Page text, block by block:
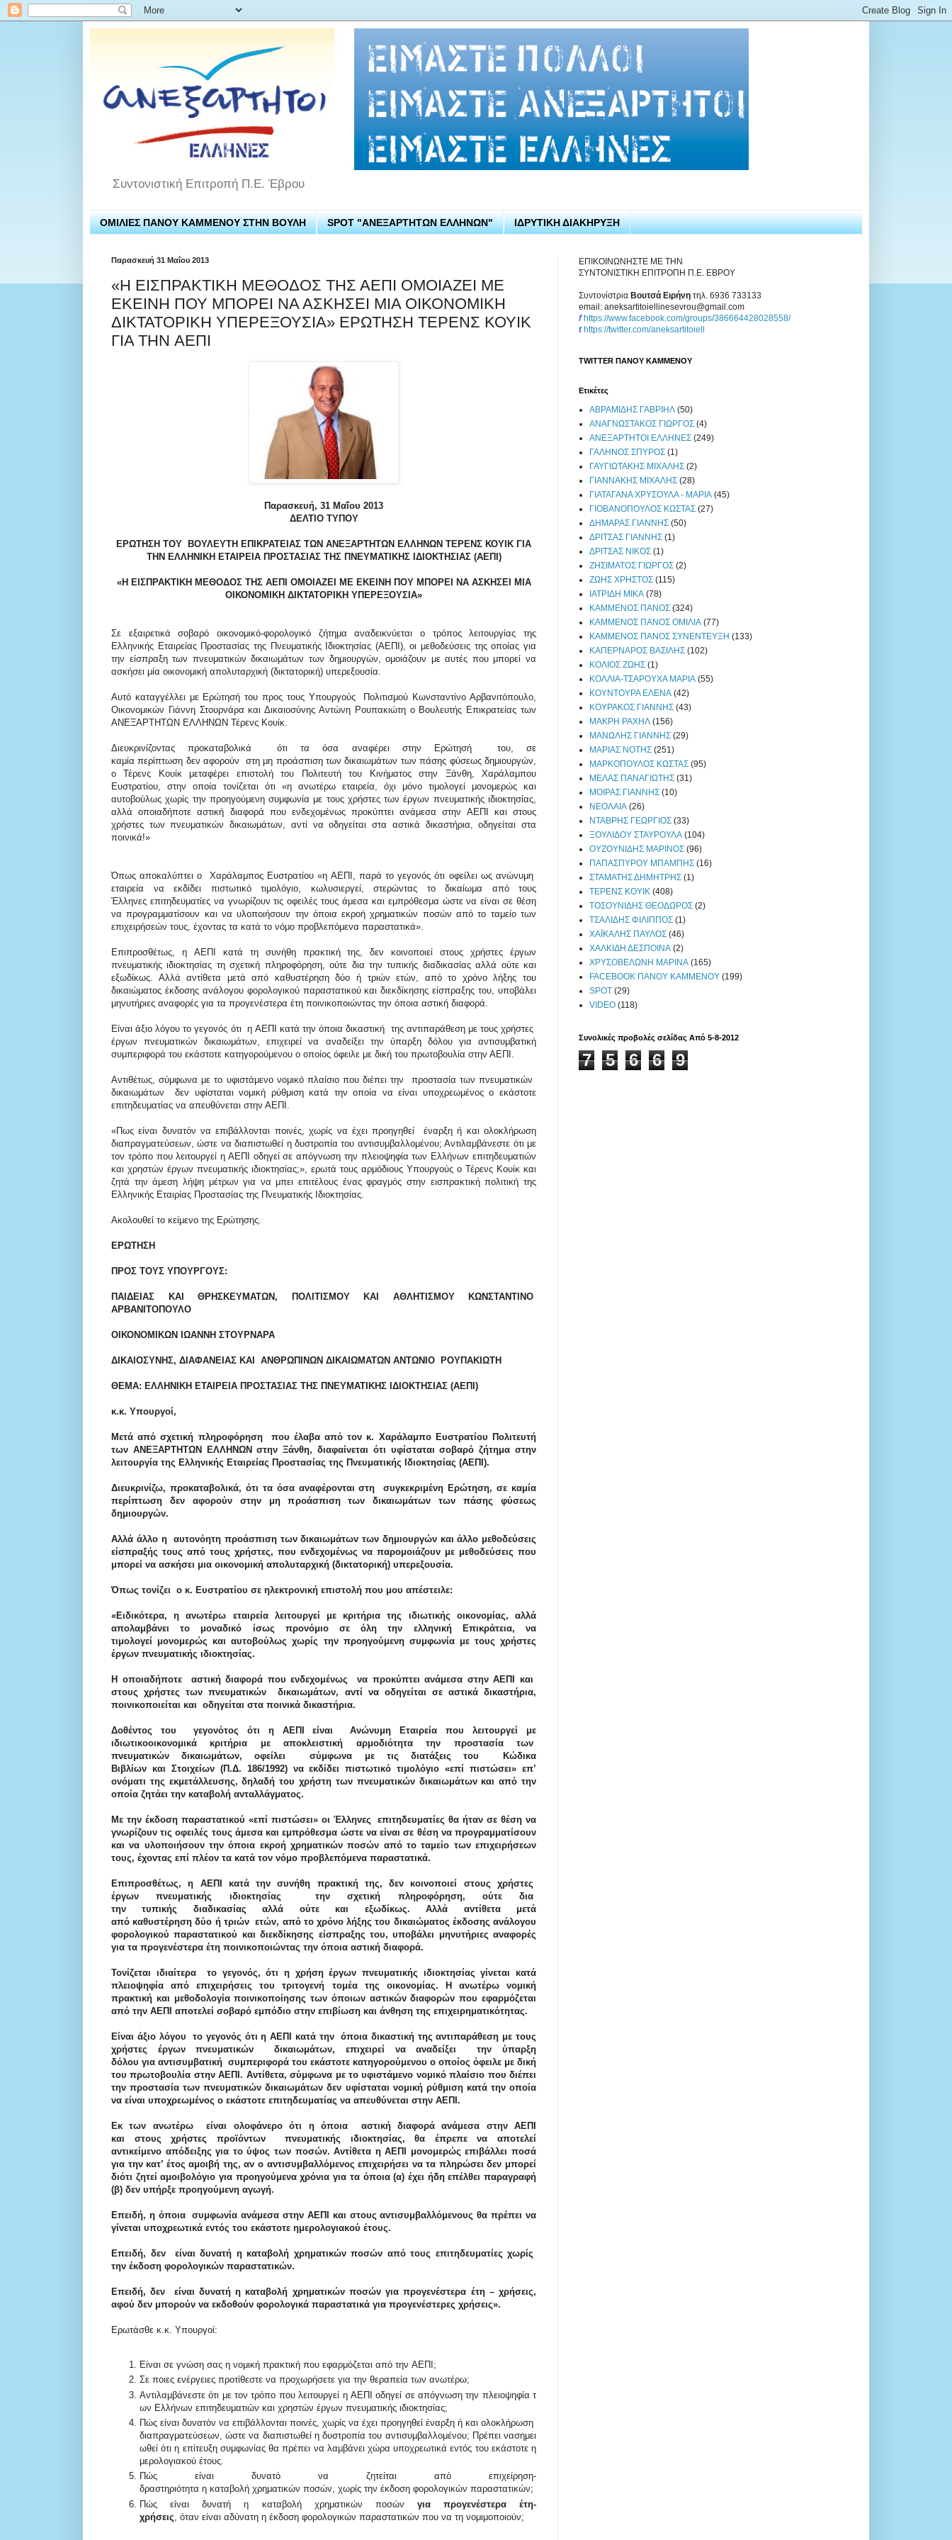
Συντονιστική Επιτροπή Π.Ε. Έβρου
ΟΜΙΛΙΕΣ ΠΑΝΟΥ ΚΑΜΜΕΝΟΥ ΣΤΗΝ ΒΟΥΛΗ SPOT "ΑΝΕΞΑΡΤΗΤΩΝ ΕΛΛΗΝΩΝ" ΙΔΡΥΤΙΚΗ ΔΙΑΚΗΡΥΞΗ
Παρασκευή 31 Μαΐου 2013
«Η ΕΙΣΠΡΑΚΤΙΚΗ ΜΕΘΟΔΟΣ ΤΗΣ ΑΕΠΙ ΟΜΟΙΑΖΕΙ ΜΕ
ΕΚΕΙΝΗ ΠΟΥ ΜΠΟΡΕΙ ΝΑ ΑΣΚΗΣΕΙ ΜΙΑ ΟΙΚΟΝΟΜΙΚΗ
ΔΙΚΤΑΤΟΡΙΚΗ ΥΠΕΡΕΞΟΥΣΙΑ» ΕΡΩΤΗΣΗ ΤΕΡΕΝΣ ΚΟΥΙΚ
ΓΙΑ THN ΑΕΠΙ
Παρασκευή, 31 Μαΐου 2013
ΔΕΛΤΙΟ ΤΥΠΟΥ
ΕΡΩΤΗΣΗ ΤΟΥ ΒΟΥΛΕΥΤΗ ΕΠΙΚΡΑΤΕΙΑΣ ΤΩΝ ΑΝΕΞΑΡΤΗΤΩΝ ΕΛΛΗΝΩΝ ΤΕΡΕΝΣ ΚΟΥΙΚ ΓΙΑ
ΤΗΝ ΕΛΛΗΝΙΚΗ ΕΤΑΙΡΕΙΑ ΠΡΟΣΤΑΣΙΑΣ ΤΗΣ ΠΝΕΥΜΑΤΙΚΗΣ ΙΔΙΟΚΤΗΣΙΑΣ (ΑΕΠΙ)
«Η ΕΙ ΣΠΡΑΚΤΙΚΗ ΜΕΘΟΔΟΣ ΤΗΣ ΑΕΠΙ ΟΜΟΙΑΖΕΙ ΜΕ ΕΚΕΙΝΗ ΠΟΥ ΜΠΟΡΕΙ ΝΑ ΑΣΚΗΣΕΙ ΜΙΑ
ΟΙΚΟΝΟΜΙΚΗ ΔΙΚΤΑΤΟΡΙΚΗ ΥΠΕΡΕΞΟΥΣΙΑ»
Σε εξαιρετικά σοβαρό οικονομικό-φορολογικό ζήτημα αναδεικνύεται ο τρόπος λειτουργίας της
Ελληνικής Εταιρείας Προστασίας της Πνευματικής Ιδιοκτησίας (ΑΕΠΙ), οι μεθοδεύσεις της οποίας για
την είσπραξη των πνευματικών δικαιωμάτων των δημιουργών, ομοιάζουν με αυτές που μπορεί να
ασκήσει μία οικονομική απολυταρχική (δικτατορική) υπερεξουσία.
Αυτό καταγγέλλει με Ερώτησή του προς τους Υπουργούς Πολιτισμού Κωνσταντίνο Αρβανιτόπουλο,
Οικονομικών Γιάννη Στουρνάρα και Δικαιοσύνης Αντώνη Ρουπακιώτη ο Βουλευτής Επικρατείας των
ΑΝΕΞΑΡΤΗΤΩΝ ΕΛΛΗΝΩΝ Τέρενς Κουίκ.
Διευκρινίζοντας προκαταβολικά ότι τα όσα αναφέρει στην Ερώτησή του, σε
καμία περίπτωση δεν αφορούν στη μη προάσπιση των δικαιωμάτων των πάσης φύσεως δημιουργών,
ο Τέρενς Κουίκ μεταφέρει επιστολή του Πολιτευτή του Κινήματος στην Ξάνθη, Χαράλαμπου
Ευστρατίου, στην οποία τονίζεται ότι «η ανωτέρω εταιρεία, όχι μόνο τιμολογεί μονομερώς και
αυτοβούλως χωρίς την προηγούμενη συμφωνία με τους χρήστες των έργων πνευματικής ιδιοκτησίας,
αλλά οποιαδήποτε αστική διαφορά που ενδεχομένως προκύπτει ανάμεσα στην ΑΕΠΙ και στους
χρήστες των πνευματικών δικαιωμάτων, αντί να οδηγείται στα αστικά δικαστήρια, οδηγείται στα
ποινικά!»
Όπως αποκαλύπτει ο Χαράλαμπος Ευστρατίου «η ΑΕΠΙ, παρά το γεγονός ότι οφείλει ως ανώνυμη
εταιρεία να εκδίδει πιστωτικό τιμολόγιο, κωλυσιεργεί, στερώντας το δικαίωμα από τους
Έλληνες επιτηδευματίες να γνωρίζουν τις οφειλές τους άμεσα και εμπρόθεσμα ώστε να είναι σε θέση
να προγραμματίσουν και να υλοποιήσουν την όποια εκροή χρηματικών ποσών από το ταμείο των
επιχειρήσεών τους, έχοντας τα κατά το νόμο προβλεπόμενα παραστατικά».
Επιπροσθέτως, η ΑΕΠΙ κατά τη συνήθη πρακτική της, δεν κοινοποιεί στους χρήστες έργων
πνευματικής ιδιοκτησίας τη σχετική πληροφόρηση, ούτε δια την τυπικής διαδικασίας αλλά ούτε και
εξωδίκως. Αλλά αντίθετα μετά από καθυστέρηση δύο ή τριών ετών, από το χρόνο λήξης του
δικαιώματος έκδοσης ανάλογου φορολογικού παραστατικού και διεκδίκησης είσπραξης του, υποβάλει
μηνυτήριες αναφορές για τα προγενέστερα έτη ποινικοποιώντας την όποια αστική διαφορά.
Είναι άξιο λόγου το γεγονός ότι η ΑΕΠΙ κατά την όποια δικαστική της αντιπαράθεση με τους χρήστες
έργων πνευματικών δικαιωμάτων, επιχειρεί να αναδείξει την ύπαρξη δόλου για αντισυμβατική
συμπεριφορά του εκάστοτε κατηγορούμενου ο οποίος όφειλε με δική του πρωτοβουλία στην ΑΕΠΙ.
Αντιθέτως, σύμφωνα με το υφιστάμενο νομικό πλαίσιο που διέπει την προστασία των πνευματικών
δικαιωμάτων δεν υφίσταται νομική ρύθμιση κατά την οποία να είναι υποχρεωμένος ο εκάστοτε
επιτηδευματίας να απευθύνεται στην ΑΕΠΙ.
«Πως είναι δυνατόν να επιβάλλονται ποινές, χωρίς να έχει προηγηθεί έναρξη ή και ολοκλήρωση
διαπραγματεύσεων, ώστε να διαπιστωθεί η δυστροπία του αντισυμβαλλομένου; Αντιλαμβάνεστε ότι με
τον τρόπο που λειτουργεί η ΑΕΠΙ οδηγεί σε απόγνωση την πλειοψηφία των Ελλήνων επιτηδευματιών
και χρηστών έργων πνευματικής ιδιοκτησίας;», ερωτά τους αρμόδιους Υπουργούς ο Τέρενς Κουίκ και
ζητά την άμεση λήψη μέτρων για να μπει επιτέλους ένας φραγμός στην εισπρακτική πολιτική της
Ελληνικής Εταιρίας Προστασίας της Πνευματικής Ιδιοκτησίας.
Ακολουθεί το κείμενο της Ερώτησης.
ΕΡΩΤΗΣΗ
ΠΡΟΣ ΤΟΥΣ ΥΠΟΥΡΓΟΥΣ:
ΠΑΙΔΕΙΑΣ ΚΑΙ ΘΡΗΣΚΕΥΜΑΤΩΝ, ΠΟΛΙΤΙΣΜΟΥ ΚΑΙ ΑΘΛΗΤΙΣΜΟΥ ΚΩΝΣΤΑΝΤΙΝΟ
ΑΡΒΑΝΙΤΟΠΟΥΛΟ
ΟΙΚΟΝΟΜΙΚΩΝ ΙΩΑΝΝΗ ΣΤΟΥΡΝΑΡΑ
ΔΙΚΑΙΟΣΥΝΗΣ, ΔΙΑΦΑΝΕΙΑΣ ΚΑΙ ΑΝΘΡΩΠΙΝΩΝ ΔΙΚΑΙΩΜΑΤΩΝ ΑΝΤΩΝΙΟ ΡΟΥΠΑΚΙΩΤΗ
ΘΕΜΑ: ΕΛΛΗΝΙΚΗ ΕΤΑΙΡΕΙΑ ΠΡΟΣΤΑΣΙΑΣ ΤΗΣ ΠΝΕΥΜΑΤΙΚΗΣ ΙΔΙΟΚΤΗΣΙΑΣ (ΑΕΠΙ)
κ.κ. Υπουργοί,
Μετά από σχετική πληροφόρηση που έλαβα από τον κ. Χαράλαμπο Ευστρατίου Πολιτευτή
των ΑΝΕΞΑΡΤΗΤΩΝ ΕΛΛΗΝΩΝ στην Ξάνθη, διαφαίνεται ότι υφίσταται σοβαρό ζήτημα στην
λειτουργία της Ελληνικής Εταιρείας Προστασίας της Πνευματικής Ιδιοκτησίας (ΑΕΠΙ).
Διευκρινίζω, προκαταβολικά, ότι τα όσα αναφέρονται στη συγκεκριμένη Ερώτηση, σε καμία
περίπτωση δεν αφορούν στην μη προάσπιση των δικαιωμάτων των πάσης φύσεως
δημιουργών.
Αλλά άλλο η αυτονόητη προάσπιση των δικαιωμάτων των δημιουργών και άλλο μεθοδεύσεις
είσπραξής τους από τους χρήστες, που ενδεχομένως να παρομοιάζουν με μεθοδεύσεις που
μπορεί να ασκήσει μια οικονομική απολυταρχική (δικτατορική) υπερεξουσία.
Όπως τονίζει ο κ. Ευστρατίου σε ηλεκτρονική επιστολή που μου απέστειλε:
«Ειδικότερα, η ανωτέρω εταιρεία λειτουργεί με κριτήρια της ιδιωτικής οικονομίας, αλλά
απολαμβάνει το μοναδικό ίσως προνόμιο σε όλη την ελληνική Επικράτεια, να
τιμολογεί μονομερώς καιαυτοβούλως χωρίς την προηγούμενη συμφωνία με τους χρήστες
έργων πνευματικής ιδιοκτησίας.
Η οποιαδήποτε αστική διαφορά που ενδεχομένως να προκύπτει ανάμεσα στην ΑΕΠΙ και
στους χρήστες των πνευματικών δικαιωμάτων, αντί να οδηγείται σε αστικά δικαστήρια,
ποινικοποιείται και οδηγείται στα ποινικά δικαστήρια.
Δοθέντος του γεγονότος ότι η ΑΕΠΙ είναι Ανώνυμη Εταιρεία που λειτουργεί με
ιδιωτικοοικονομικά κριτήρια με αποκλειστική αρμοδιότητα την προστασία των
πνευματικών δικαιωμάτων, οφείλει σύμφωνα με τις διατάξεις του Κώδικα
Βιβλίων και Στοιχείων (Π.Δ. 186/1992) να εκδίδει πιστωτικό τιμολόγιο «επί πιστώσει» επ’
ονόματι της εκμετάλλευσης, δηλαδή του χρήστη των πνευματικών δικαιωμάτων και από την
οποία ζητάει την καταβολή ανταλλάγματος.
Με την έκδοση παραστατικού «επί πιστώσει» οι Έλληνες επιτηδευματίες θα ήταν σε θέση να
γνωρίζουν τις οφειλές τους άμεσα και εμπρόθεσμα ώστε να είναι σε θέση να προγραμματίσουν
και να υλοποιήσουν την όποια εκροή χρηματικών ποσών από το ταμείο των επιχειρήσεων
τους, έχοντας επί πλέον τα κατά τον νόμο προβλεπόμενα παραστατικά.
Επιπροσθέτως, η ΑΕΠΙ κατά την συνήθη πρακτική της, δεν κοινοποιεί στους χρήστες
έργων πνευματικής ιδιοκτησίας την σχετική πληροφόρηση, ούτε δια
την τυπικής διαδικασίας αλλά ούτε και εξωδίκως. Αλλά αντίθετα μετά
από καθυστέρηση δύο ή τριών ετών, από το χρόνο λήξης του δικαιώματος έκδοσης ανάλογου
φορολογικού παραστατικού και διεκδίκησης είσπραξης του, υποβάλει μηνυτήριες αναφορές
για τα προγενέστερα έτη ποινικοποιώντας την όποια αστική διαφορά.
Τονίζεται ιδιαίτερα το γεγονός, ότι η χρήση έργων πνευματικής ιδιοκτησίας γίνεται κατά
πλειοψηφία από επιχειρήσεις του τριτογενή τομέα της οικονομίας. Η ανωτέρω νομική
πρακτική και μεθοδολογία ποινικοποίησης των όποιων αστικών διαφορών που εφαρμόζεται
από την ΑΕΠΙ αποτελεί σοβαρό εμπόδιο στην επιβίωση και άνθηση της επιχειρηματικότητας.
Είναι άξιο λόγου το γεγονός ότι η ΑΕΠΙ κατά την όποια δικαστική τηςαντιπαράθεση με τους
χρήστες έργων πνευματικών δικαιωμάτων, επιχειρεί να αναδείξει την ύπαρξη
δόλου για αντισυμβατική συμπεριφορά του εκάστοτε κατηγορούμενου ο οποίος όφειλε με δική
του πρωτοβουλία στην ΑΕΠΙ. Αντίθετα, σύμφωνα με το υφιστάμενο νομικό πλαίσιο που διέπει
την προστασία των πνευματικών δικαιωμάτων δεν υφίσταται νομική ρύθμιση κατά την οποία
να είναι υποχρεωμένος ο εκάστοτε επιτηδευματίας να απευθύνεται στην ΑΕΠΙ.
Εκ των ανωτέρω είναι ολοφάνερο ότι η όποια αστική διαφορά ανάμεσα στην ΑΕΠΙ
και στους χρήστες προϊόντων πνευματικής ιδιοκτησίας, θα έπρεπε να αποτελεί
αντικείμενο απόδειξης για το ύψος των ποσών. Αντίθετα η ΑΕΠΙ μονομερώς επιβάλλει ποσά
για την κατ’ έτος αμοιβή της, αν ο αντισυμβαλλόμενος επιχειρήσει να τα πληρώσει δεν μπορεί
διότι ζητεί αμοιβολόγιο για προηγούμενα χρόνια για τα όποια (α) έχει ήδη επέλθει παραγραφή
(β) δεν υπήρξε προηγούμενη αγωγή.
Επειδή, η όποια συμφωνία ανάμεσα στην ΑΕΠΙ και στους αντισυμβαλλόμενους θα πρέπει να
γίνεται υποχρεωτικά εντός του εκάστοτε ημερολογιακού έτους.
Επειδή, δεν είναι δυνατή η καταβολή χρηματικών ποσών από τους επιτηδευματίες χωρίς
την έκδοση φορολογικών παραστατικών.
Επειδή, δεν είναι δυνατή η καταβολή χρηματικών ποσών για προγενέστερα έτη – χρήσεις,
αφού δεν μπορούν να εκδοθούν φορολογικά παραστατικά για προγενέστερες χρήσεις».
Ερωτάσθε κ.κ. Υπουργοί:
Είναι σε γνώση σας η νομική πρακτική που εφαρμόζεται από την ΑΕΠ Ι;
Σε ποιες ενέργειες προτίθεστε να προχωρήσετε για την θεραπεία των ανωτέρω;
Αντιλαμβάνεστε ότι μετον τρόπο που λειτουργεί η ΑΕΠΙοδηγεί σε απόγνωσητην πλειοψηφίατ
ων Ελλήνων επιτηδευματιών και χρηστών έργων πνευματικής ιδιοκτησίας;
Πώς είναι δυνατόν να επιβάλλονται ποινές, χωρίς να έχει προηγηθεί έναρξη ή και ολοκλήρωση
διαπραγματεύσεων,ώστενα διαπιστωθεί η δυστροπίατου αντισυμβαλλομένου; Πρέπει νασημει
ωθεί ότι η επίτευξη συμφωνίας θαπρέπει να λαμβάνει χώραυποχρεωτικάεντός του εκάστοτεη
μερολογιακού έτους
Πώς είναι δυνατό να ζητείται από επιχείρηση-
δραστηριότητα η καταβολή χρηματικών ποσών, χωρίς την έκδοση φορολογικών παραστατικών;
Πώςείναι δυνατήη καταβολή χρηματικών ποσών για προγενέστεραέτη-
χρήσεις όταν είναι αδύνατη η έκδοση φορολογικών παραστατικών που να τη νομιμοποιούν;
ΕΠΙΚΟΙΝΩΝΗΣΤΕ ΜΕ ΤΗΝ
ΣΥΝΤΟΝΙΣΤΙΚΗ ΕΠΙΤΡΟΠΗ Π.Ε. ΕΒΡΟΥ
Συντονίστρια Βουτσά Ειρήνη τηλ. 6936 733133
email: aneksartitoiellinesevrou@gmail.com
f https://www.facebook.com/groups/386664428028558/
t https://twitter.com/aneksartitoiell
TWITTER ΠΑΝΟΥ ΚΑΜΜΕΝΟΥ
Ετικέτες
ΑΒΡΑΜΙΔΗΣ ΓΑΒΡΙΗΛ (50)
ΑΝΑΓΝΩΣΤΑΚΟΣ ΓΙΩΡΓΟΣ (4)
ΑΝΕΞΑΡΤΗΤΟΙ ΕΛΛΗΝΕΣ (249)
ΓΑΛΗΝΟΣ ΣΠΥΡΟΣ (1)
ΓΑΥΓΙΩΤΑΚΗΣ ΜΙΧΑΛΗΣ (2)
ΓΙΑΝΝΑΚΗΣ ΜΙΧΑΛΗΣ (28)
ΓΙΑΤΑΓΑΝΑ ΧΡΥΣΟΥΛΑ - ΜΑΡΙΑ (45)
ΓΙΟΒΑΝΟΠΟΥΛΟΣ ΚΩΣΤΑΣ (27)
ΔΗΜΑΡΑΣ ΓΙΑΝΝΗΣ (50)
ΔΡΙΤΣΑΣ ΓΙΑΝΝΗΣ (1)
ΔΡΙΤΣΑΣ ΝΙΚΟΣ (1)
ΖΗΣΙΜΑΤΟΣ ΓΙΩΡΓΟΣ (2)
ΖΩΗΣ ΧΡΗΣΤΟΣ (115)
ΙΑΤΡΙΔΗ ΜΙΚΑ (78)
ΚΑΜΜΕΝΟΣ ΠΑΝΟΣ (324)
ΚΑΜΜΕΝΟΣ ΠΑΝΟΣ ΟΜΙΛΙΑ (77)
ΚΑΜΜΕΝΟΣ ΠΑΝΟΣ ΣΥΝΕΝΤΕΥΞΗ (133)
ΚΑΠΕΡΝΑΡΟΣ ΒΑΣΙΛΗΣ (102)
ΚΟΛΙΟΣ ΖΩΗΣ (1)
ΚΟΛΛΙΑ-ΤΣΑΡΟΥΧΑ ΜΑΡΙΑ (55)
ΚΟΥΝΤΟΥΡΑ ΕΛΕΝΑ (42)
ΚΟΥΡΑΚΟΣ ΓΙΑΝΝΗΣ (43)
ΜΑΚΡΗ ΡΑΧΗΛ (156)
ΜΑΝΩΛΗΣ ΓΙΑΝΝΗΣ (29)
ΜΑΡΙΑΣ ΝΟΤΗΣ (251)
ΜΑΡΚΟΠΟΥΛΟΣ ΚΩΣΤΑΣ (95)
ΜΕΛΑΣ ΠΑΝΑΓΙΩΤΗΣ (31)
ΜΟΙΡΑΣ ΓΙΑΝΝΗΣ (10)
ΝΕΟΛΑΙΑ (26)
ΝΤΑΒΡΗΣ ΓΕΩΡΓΙΟΣ (33)
ΞΟΥΛΙΔΟΥ ΣΤΑΥΡΟΥΛΑ (104)
ΟΥΖΟΥΝΙΔΗΣ ΜΑΡΙΝΟΣ (96)
ΠΑΠΑΣΠΥΡΟΥ ΜΠΑΜΠΗΣ (16)
ΣΤΑΜΑΤΗΣ ΔΗΜΗΤΡΗΣ (1)
ΤΕΡΕΝΣ ΚΟΥΙΚ (408)
ΤΟΣΟΥΝΙΔΗΣ ΘΕΟΔΩΡΟΣ (2)
ΤΣΑΛΙΔΗΣ ΦΙΛΙΠΠΟΣ (1)
ΧΑΪΚΑΛΗΣ ΠΑΥΛΟΣ (46)
ΧΑΛΚΙΔΗ ΔΕΣΠΟΙΝΑ (2)
ΧΡΥΣΟΒΕΛΩΝΗ ΜΑΡΙΝΑ (165)
FACEBOOK ΠΑΝΟΥ ΚΑΜΜΕΝΟΥ (199)
SPOT (29)
VIDEO (118)
Συνολικές προβολές σελίδας Από 5-8-2012
7 5 6 6 9